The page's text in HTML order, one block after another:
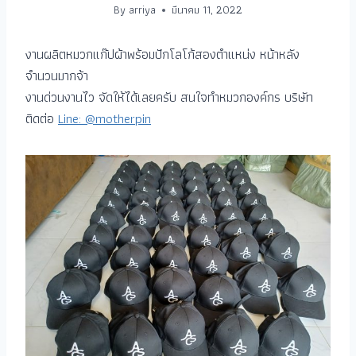
By arriya มีนาคม 11, 2022
งานผลิตหมวกแก๊ปผ้าพร้อมปักโลโก้สองตำแหน่ง หน้าหลัง
จำนวนมากจ้า
งานด่วนงานไว จัดให้ได้เลยครับ สนใจทำหมวกองค์กร บริษัท
ติดต่อ Line: @motherpin